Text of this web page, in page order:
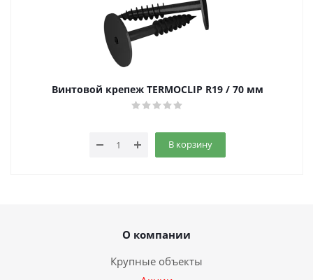
Винтовой крепеж TERMOCLIP R19 / 70 мм
В корзину
О компании
Крупные объекты